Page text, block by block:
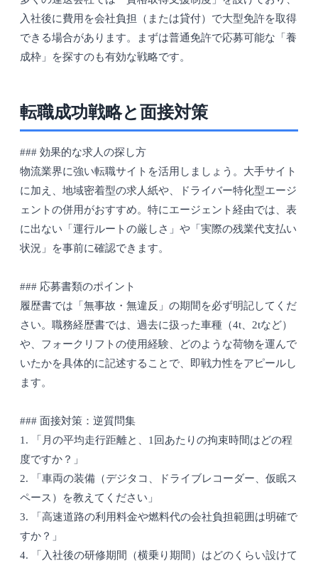
入社後に費用を会社負担（または貸付）で大型免許を取得
できる場合があります。まずは普通免許で応募可能な「養
成枠」を探すのも有効な戦略です。
転職成功戦略と面接対策
### 効果的な求人の探し方
物流業界に強い転職サイトを活用しましょう。大手サイト
に加え、地域密着型の求人紙や、ドライバー特化型エージ
ェントの併用がおすすめ。特にエージェント経由では、表
に出ない「運行ルートの厳しさ」や「実際の残業代支払い
状況」を事前に確認できます。
### 応募書類のポイント
履歴書では「無事故・無違反」の期間を必ず明記してくだ
さい。職務経歴書では、過去に扱った車種（4t、2tなど）
や、フォークリフトの使用経験、どのような荷物を運んで
いたかを具体的に記述することで、即戦力性をアピールし
ます。
### 面接対策：逆質問集
1. 「月の平均走行距離と、1回あたりの拘束時間はどの程
度ですか？」
2. 「車両の装備（デジタコ、ドライブレコーダー、仮眠ス
ペース）を教えてください」
3. 「高速道路の利用料金や燃料代の会社負担範囲は明確で
すか？」
4. 「入社後の研修期間（横乗り期間）はどのくらい設けて